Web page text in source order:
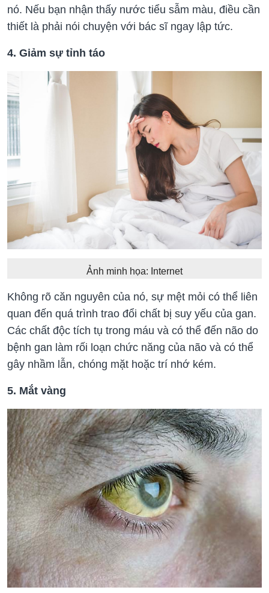
nó. Nếu bạn nhận thấy nước tiểu sẫm màu, điều cần
thiết là phải nói chuyện với bác sĩ ngay lập tức.
4. Giảm sự tỉnh táo
Ảnh minh họa: Internet
Không rõ căn nguyên của nó, sự mệt mỏi có thể liên
quan đến quá trình trao đổi chất bị suy yếu của gan.
Các chất độc tích tụ trong máu và có thể đến não do
bệnh gan làm rối loạn chức năng của não và có thể
gây nhầm lẫn, chóng mặt hoặc trí nhớ kém.
5. Mắt vàng